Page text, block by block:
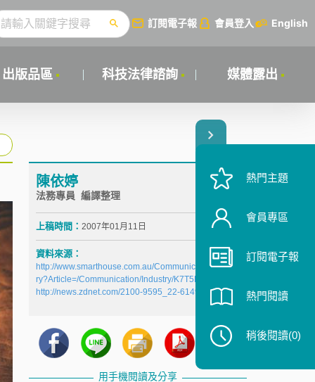
訂閱電子報 會員登入 English
出版品區 科技法律諮詢 媒體露出
陳依婷
法務專員 編譯整理
上稿時間： 2007年01月11日
資料來源：
http://www.smarthouse.com.au/Communication/Indust
ry?Article=/Communication/Industry/K7T5L4J5
http://news.zdnet.com/2100-9595_22-6149285.html
用手機閱讀及分享
熱門主題
會員專區
訂閱電子報
熱門閱讀
稍後閱讀(0)